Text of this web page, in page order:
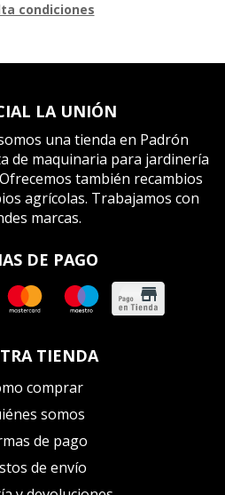
condiciones
LA UNIÓN
una tienda en Padrón
de maquinaria para jardinería
también recambios
agrícolas. Trabajamos con
marcas.
DE PAGO
TIENDA
comprar
somos
de pago
de envío